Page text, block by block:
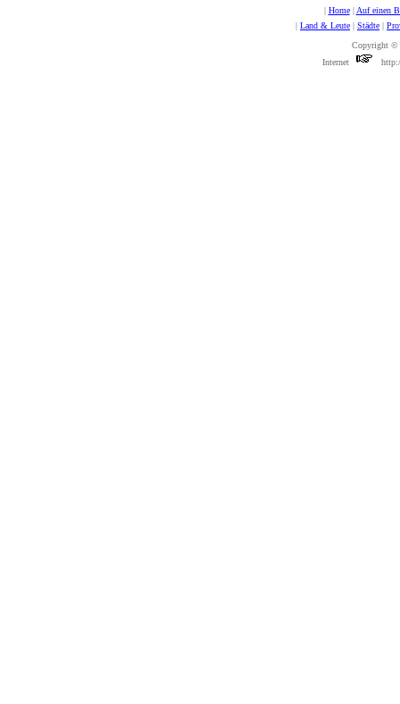
| Home| Auf einen
| Land & Leute | Städte |
Copyright ©
Internet